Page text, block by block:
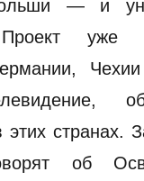
— и
уже
этих странах.
об